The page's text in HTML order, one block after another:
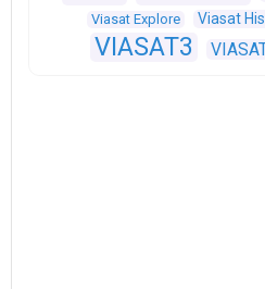
Viasat Explore Viasat
VIASAT3